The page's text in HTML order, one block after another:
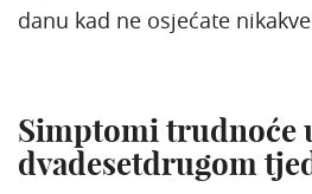
danu kad ne osjećate
Simptomi trudnoće
dvadesetdrugom